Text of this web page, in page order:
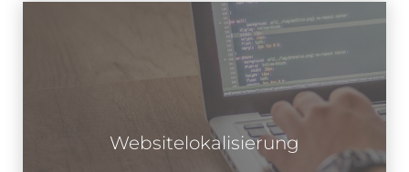
Websitelokalisierung